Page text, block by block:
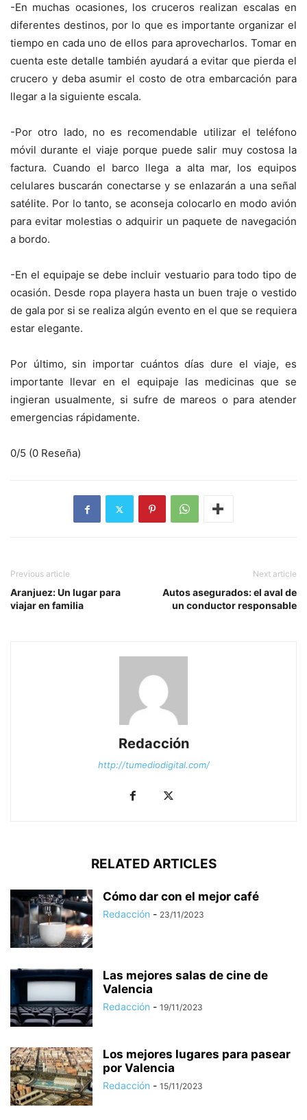
-En muchas ocasiones, los cruceros realizan escalas en
diferentes destinos, por lo que es importante organizar el
tiempo en cada uno de ellos para aprovecharlos. Tomar en
cuenta este detalle también ayudará a evitar que pierda el
crucero y deba asumir el costo de otra embarcación para
llegar a la siguiente escala.
-Por otro lado, no es recomendable utilizar el teléfono
móvil durante el viaje porque puede salir muy costosa la
factura. Cuando el barco llega a alta mar, los equipos
celulares buscarán conectarse y se enlazarán a una señal
satélite. Por lo tanto, se aconseja colocarlo en modo avión
para evitar molestias o adquirir un paquete de navegación
a bordo.
-En el equipaje se debe incluir vestuario para todo tipo de
ocasión. Desde ropa playera hasta un buen traje o vestido
de gala por si se realiza algún evento en el que se requiera
estar elegante.
Por último, sin importar cuántos días dure el viaje, es
importante llevar en el equipaje las medicinas que se
ingieran usualmente, si sufre de mareos o para atender
emergencias rápidamente.
0/5 (0 Reseña)
Previous article
Aranjuez: Un lugar para
viajar en familia
Next article
Autos asegurados: el aval de
un conductor responsable
Redacción
http://tumediodigital.com/
RELATED ARTICLES
Cómo dar con el mejor café
Redacción - 23/11/2023
Las mejores salas de cine de
Valencia
Redacción - 19/11/2023
Los mejores lugares para pasear
por Valencia
Redacción - 15/11/2023